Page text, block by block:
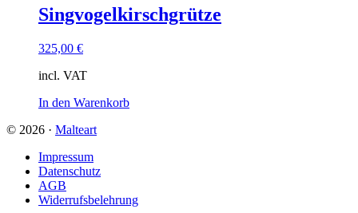
Singvogelkirschgrütze
325,00 €
incl. VAT
In den Warenkorb
© 2026 · Malteart
Impressum
Datenschutz
AGB
Widerrufsbelehrung